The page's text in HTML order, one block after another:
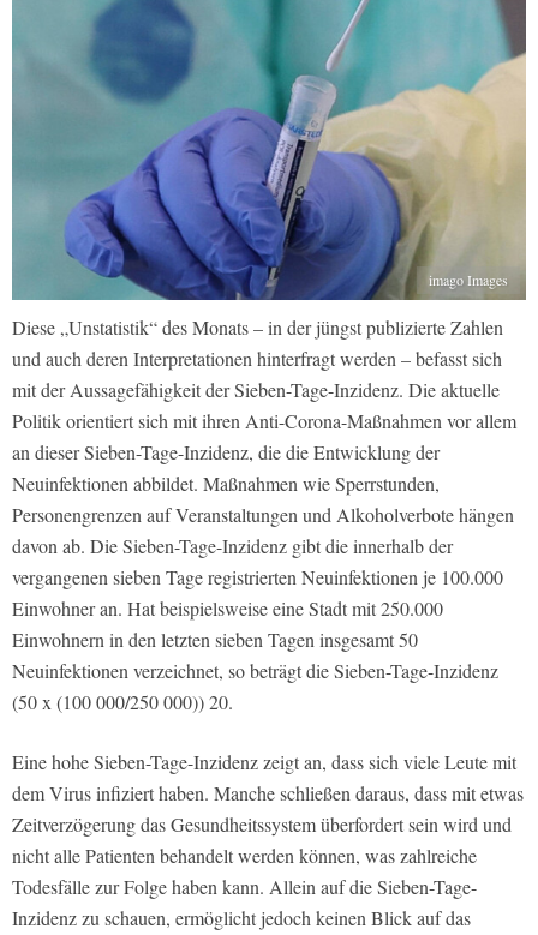
imago Images
Diese „Unstatistik“ des Monats – in der jüngst publizierte Zahlen
und auch deren Interpretationen hinterfragt werden – befasst sich
mit der Aussagefähigkeit der Sieben-Tage-Inzidenz. Die aktuelle
Politik orientiert sich mit ihren Anti-Corona-Maßnahmen vor allem
an dieser Sieben-Tage-Inzidenz, die die Entwicklung der
Neuinfektionen abbildet. Maßnahmen wie Sperrstunden,
Personengrenzen auf Veranstaltungen und Alkoholverbote hängen
davon ab. Die Sieben-Tage-Inzidenz gibt die innerhalb der
vergangenen sieben Tage registrierten Neuinfektionen je 100.000
Einwohner an. Hat beispielsweise eine Stadt mit 250.000
Einwohnern in den letzten sieben Tagen insgesamt 50
Neuinfektionen verzeichnet, so beträgt die Sieben-Tage-Inzidenz
(50 x (100 000/250 000)) 20.
Eine hohe Sieben-Tage-Inzidenz zeigt an, dass sich viele Leute mit
dem Virus infiziert haben. Manche schließen daraus, dass mit etwas
Zeitverzögerung das Gesundheitssystem überfordert sein wird und
nicht alle Patienten behandelt werden können, was zahlreiche
Todesfälle zur Folge haben kann. Allein auf die Sieben-Tage-
Inzidenz zu schauen, ermöglicht jedoch keinen Blick auf das